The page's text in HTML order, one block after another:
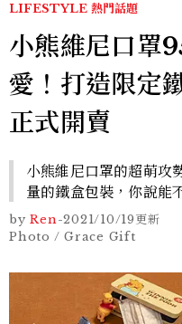
LIFESTYLE 熱門話題
小熊維尼口罩
愛！打造限定
正式開賣
小熊維尼口罩的超萌攻
量的鐵盒包裝，你說能
by Ren-2021/10/19更新
Photo / Grace Gift